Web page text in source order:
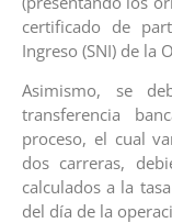
certificado de
Ingreso (SNI) de la
Asimismo, se
transferencia
proceso, el cual
dos carreras,
calculados a la
del día de la